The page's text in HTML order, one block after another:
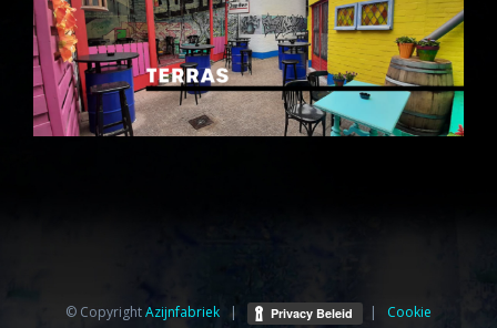
© CopyrightAzijnfabriek⁩ | | Cookie